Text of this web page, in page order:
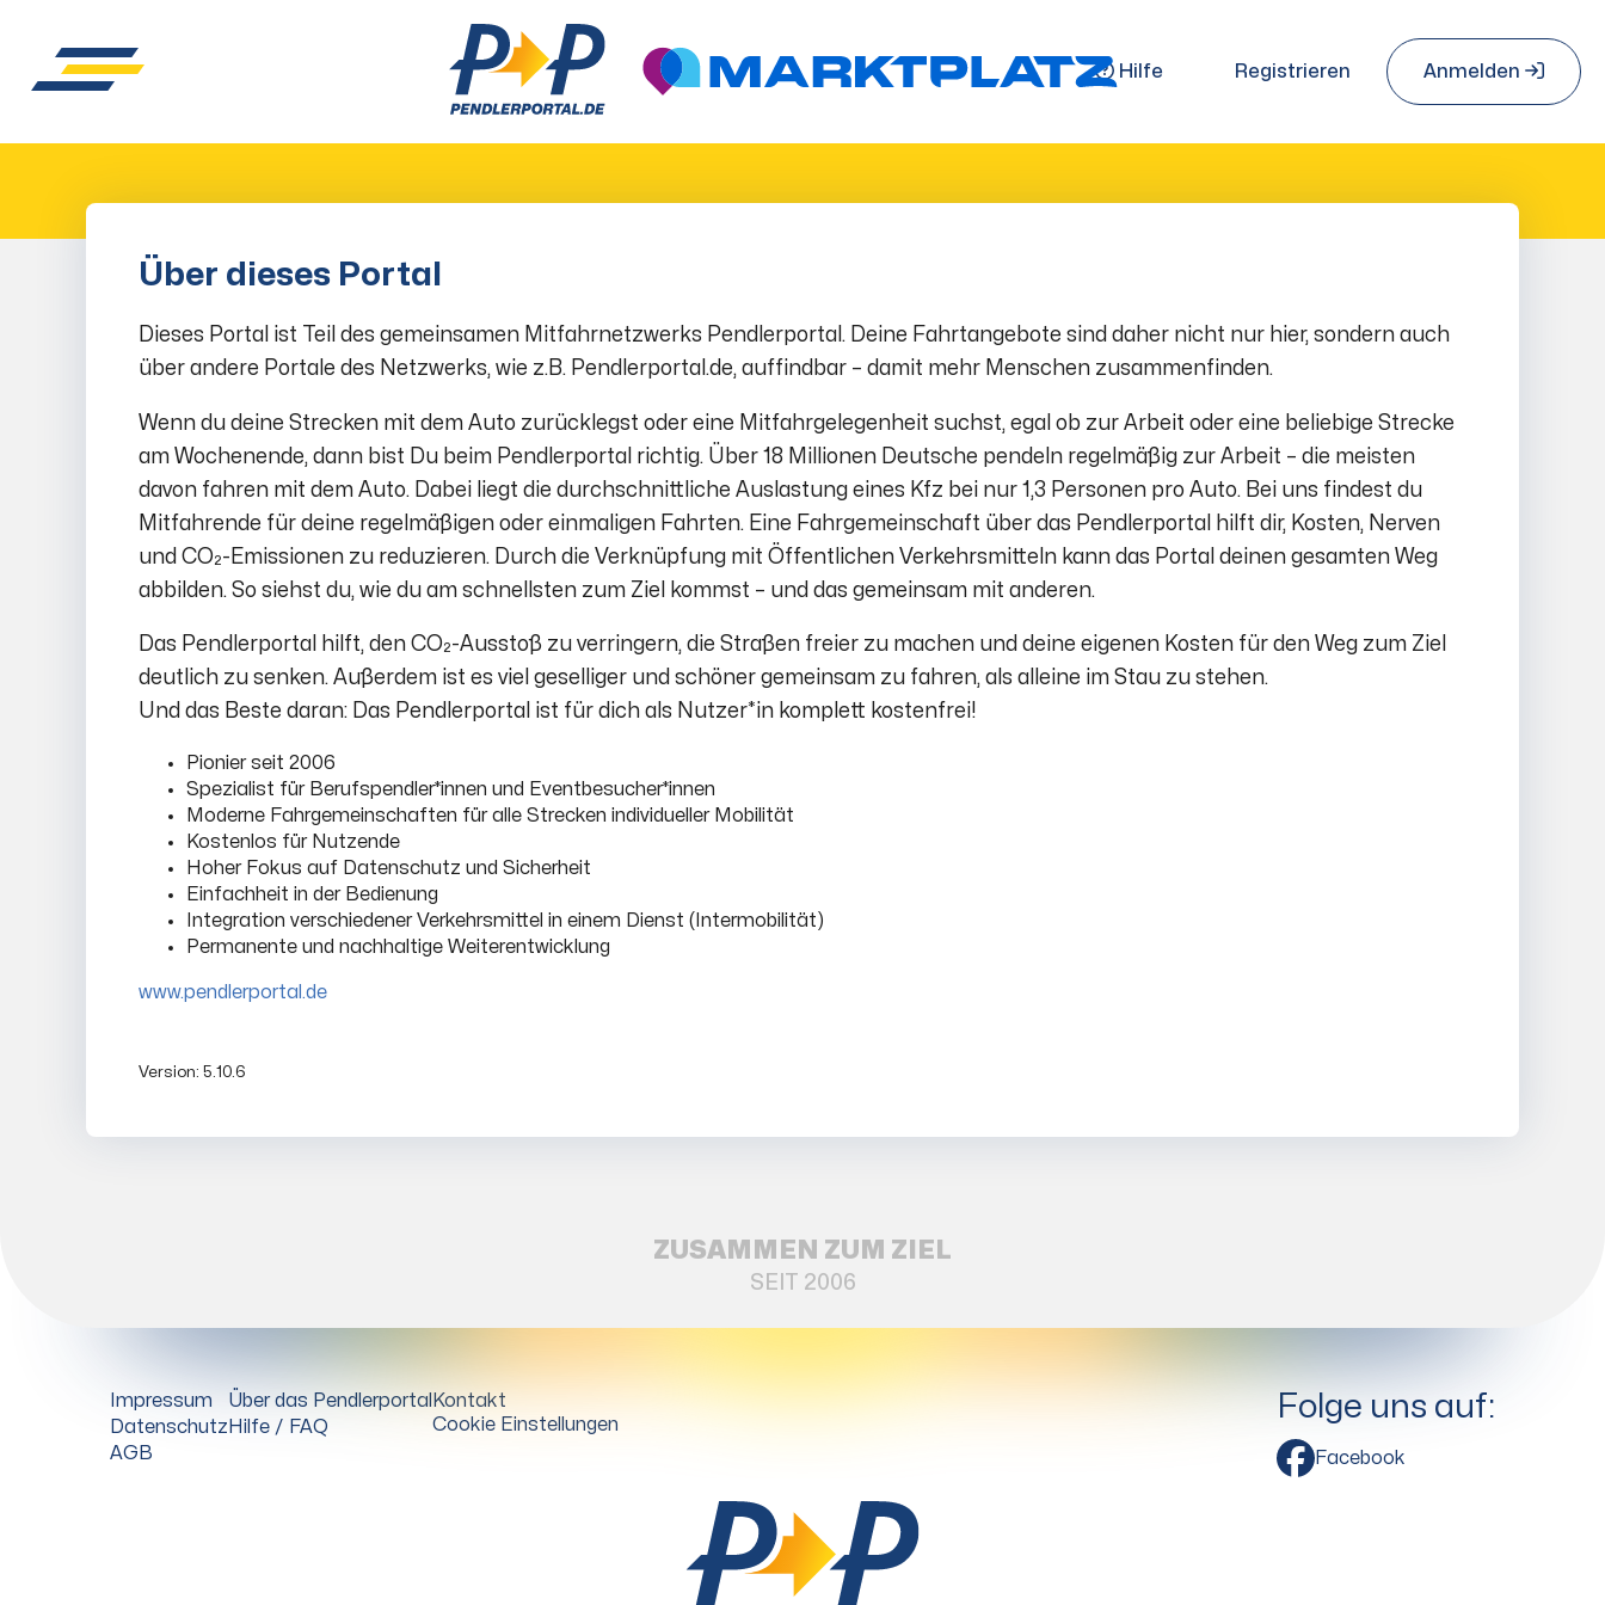
Hilfe Registrieren Anmelden
Über dieses Portal
Dieses Portal ist Teil des gemeinsamen Mitfahrnetzwerks Pendlerportal. Deine Fahrtangebote sind daher nicht nur hier, sondern auch
über andere Portale des Netzwerks, wie z.B. Pendlerportal.de, auffindbar – damit mehr Menschen zusammenfinden.
Wenn du deine Strecken mit dem Auto zurücklegst oder eine Mitfahrgelegenheit suchst, egal ob zur Arbeit oder eine beliebige Strecke
am Wochenende, dann bist Du beim Pendlerportal richtig. Über 18 Millionen Deutsche pendeln regelmäßig zur Arbeit – die meisten
davon fahren mit dem Auto. Dabei liegt die durchschnittliche Auslastung eines Kfz bei nur 1,3 Personen pro Auto. Bei uns findest du
Mitfahrende für deine regelmäßigen oder einmaligen Fahrten. Eine Fahrgemeinschaft über das Pendlerportal hilft dir, Kosten, Nerven
und CO₂-Emissionen zu reduzieren. Durch die Verknüpfung mit Öffentlichen Verkehrsmitteln kann das Portal deinen gesamten Weg
abbilden. So siehst du, wie du am schnellsten zum Ziel kommst – und das gemeinsam mit anderen.
Das Pendlerportal hilft, den CO₂-Ausstoß zu verringern, die Straßen freier zu machen und deine eigenen Kosten für den Weg zum Ziel
deutlich zu senken. Außerdem ist es viel geselliger und schöner gemeinsam zu fahren, als alleine im Stau zu stehen.
Und das Beste daran: Das Pendlerportal ist für dich als Nutzer*in komplett kostenfrei!
Pionier seit 2006
Spezialist für Berufspendler*innen und Eventbesucher*innen
Moderne Fahrgemeinschaften für alle Strecken individueller Mobilität
Kostenlos für Nutzende
Hoher Fokus auf Datenschutz und Sicherheit
Einfachheit in der Bedienung
Integration verschiedener Verkehrsmittel in einem Dienst (Intermobilität)
Permanente und nachhaltige Weiterentwicklung
www.pendlerportal.de
Version: 5.10.6
ZUSAMMEN ZUM ZIEL
SEIT 2006
Impressum
Datenschutz
AGB
Über das Pendlerportal
Hilfe / FAQ
Kontakt
Cookie Einstellungen
Folge uns auf:
Facebook